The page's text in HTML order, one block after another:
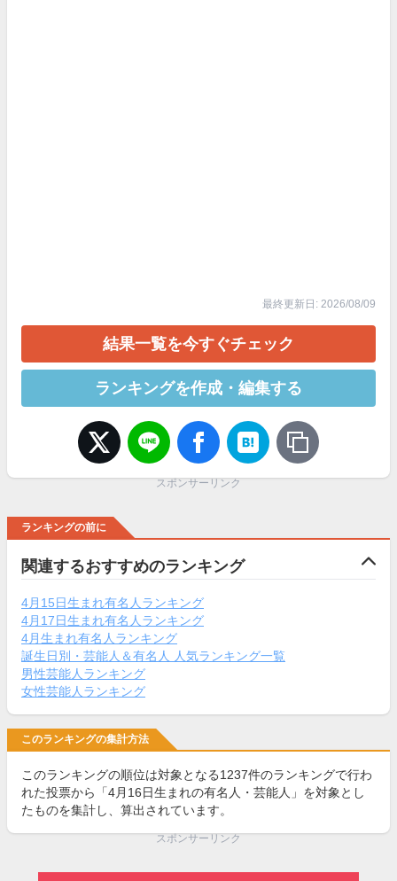
最終更新日: 2026/08/09
結果一覧を今すぐチェック
ランキングを作成・編集する
スポンサーリンク
ランキングの前に
関連するおすすめのランキング
4月15日生まれ有名人ランキング
4月17日生まれ有名人ランキング
4月生まれ有名人ランキング
誕生日別・芸能人＆有名人 人気ランキング一覧
男性芸能人ランキング
女性芸能人ランキング
このランキングの集計方法
このランキングの順位は対象となる1237件のランキングで行わ
れた投票から「4月16日生まれの有名人・芸能人」を対象とし
たものを集計し、算出されています。
スポンサーリンク